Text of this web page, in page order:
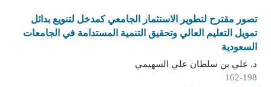
تصور مقترح لتطوير الاستثمار الجامعي كمدخل لتنويع بدائل
تمويل التعليم العالي وتحقيق التنمية المستدامة في الجامعات
السعودية
د. علي بن سلطان علي السهيمي
162-198